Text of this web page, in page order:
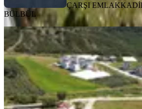
ÇARŞI EMLAK
BÜLBÜL
PARSELLİ
Karaçulha 408 M2
Fethiye, Karaçulha
408 m²·Parselli·21.814/
8.900.000 ₺